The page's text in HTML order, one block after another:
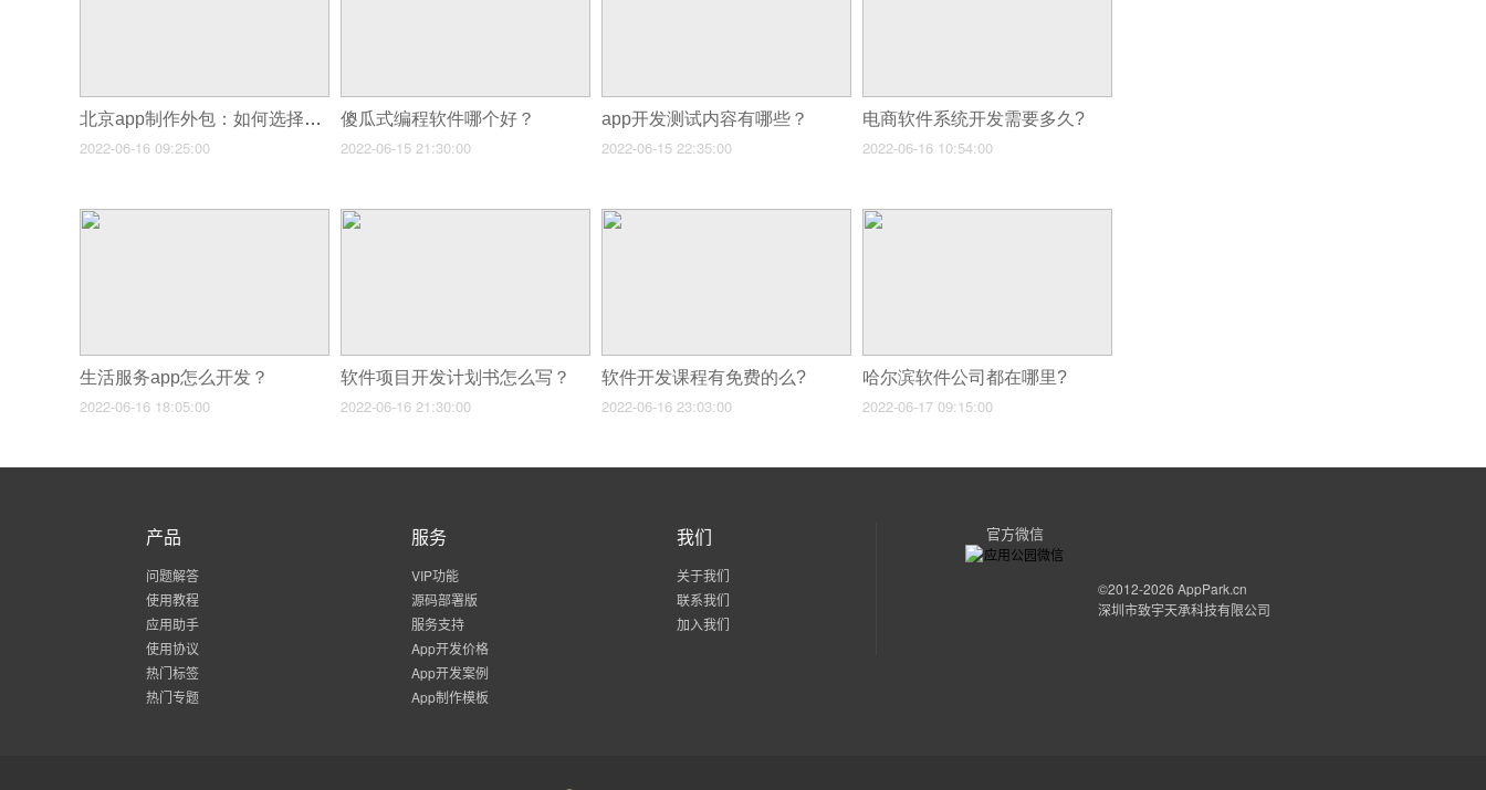
北京app制作外包：如何选择好的北京软件定制开发公司？
2022-06-16 09:25:00
傻瓜式编程软件哪个好？
2022-06-15 21:30:00
app开发测试内容有哪些？
2022-06-15 22:35:00
电商软件系统开发需要多久?
2022-06-16 10:54:00
生活服务app怎么开发？
2022-06-16 18:05:00
软件项目开发计划书怎么写？
2022-06-16 21:30:00
软件开发课程有免费的么?
2022-06-16 23:03:00
哈尔滨软件公司都在哪里?
2022-06-17 09:15:00
产品
问题解答
使用教程
应用助手
使用协议
热门标签
热门专题
服务
VIP功能
源码部署版
服务支持
App开发价格
App开发案例
App制作模板
我们
关于我们
联系我们
加入我们
官方微信
©2012-2026 AppPark.cn
深圳市致宇天承科技有限公司